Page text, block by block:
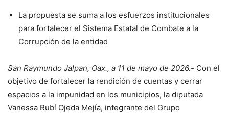
La propuesta se suma a los esfuerzos institucionales
para fortalecer el Sistema Estatal de Combate a la
Corrupción de la entidad
San Raymundo Jalpan, Oax., a 11 de mayo de 2026.- Con el
objetivo de fortalecer la rendición de cuentas y cerrar
espacios a la impunidad en los municipios, la diputada
Vanessa Rubí Ojeda Mejía, integrante del Grupo